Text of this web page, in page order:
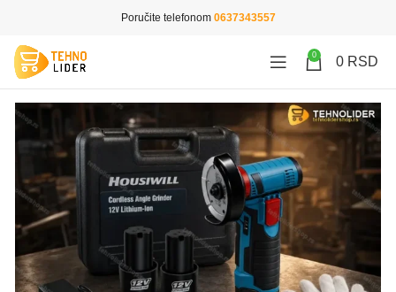
Poručite telefonom 0637343557
0 0 RSD